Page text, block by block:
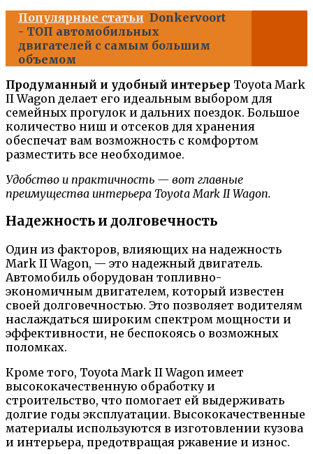
Популярные статьи Donkervoort
- ТОП автомобильных
двигателей с самым большим
объемом
Продуманный и удобный интерьер Toyota Mark
II Wagon делает его идеальным выбором для
семейных прогулок и дальних поездок. Большое
количество ниш и отсеков для хранения
обеспечат вам возможность с комфортом
разместить все необходимое.
Удобство и практичность — вот главные
преимущества интерьера Toyota Mark II Wagon.
Надежность и долговечность
Один из факторов, влияющих на надежность
Mark II Wagon, — это надежный двигатель.
Автомобиль оборудован топливно-
экономичным двигателем, который известен
своей долговечностью. Это позволяет водителям
наслаждаться широким спектром мощности и
эффективности, не беспокоясь о возможных
поломках.
Кроме того, Toyota Mark II Wagon имеет
высококачественную обработку и
строительство, что помогает ей выдерживать
долгие годы эксплуатации. Высококачественные
материалы используются в изготовлении кузова
и интерьера, предотвращая ржавение и износ.